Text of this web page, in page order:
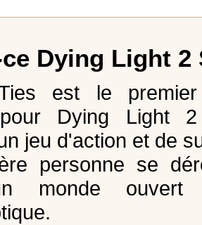
Dying Light 2
est le
Dying Light
jeu d'action et de
personne se
monde ouvert